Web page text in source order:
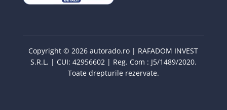
Copyright © 2026 autorado.ro | RAFADOM INVEST
S.R.L. | CUI: 42956602 | Reg. Com : J5/1489/2020.
Toate drepturile rezervate.